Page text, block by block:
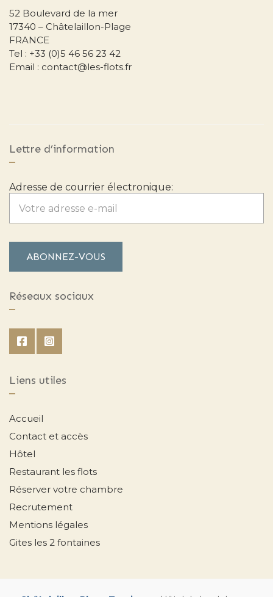
52 Boulevard de la mer
17340 – Châtelaillon-Plage
FRANCE
Tel : +33 (0)5 46 56 23 42
Email : contact@les-flots.fr
Lettre d’information
Adresse de courrier électronique:
Réseaux sociaux
Liens utiles
Accueil
Contact et accès
Hôtel
Restaurant les flots
Réserver votre chambre
Recrutement
Mentions légales
Gites les 2 fontaines